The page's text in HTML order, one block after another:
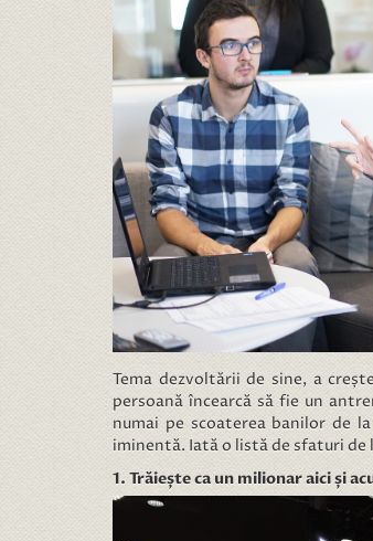
Tema dezvoltării de sine, a
persoană încearcă să fie un
numai pe scoaterea banilor de
iminentă. Iată o listă de sfaturi
1. Trăiește ca un milionar aici și